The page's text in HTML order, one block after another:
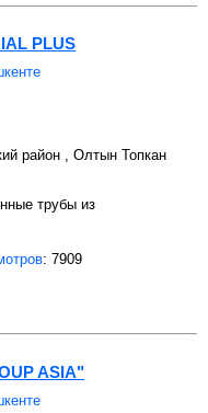
PLUS
район , Олтын Топкан
трубы из
: 7909
ASIA"